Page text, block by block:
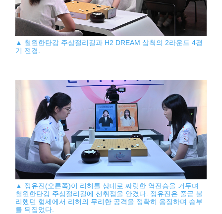
▲ 철원한탄강 주상절리길과 H2 DREAM 삼척의 2라운드 4경
기 전경.
▲ 정유진(오른쪽)이 리허를 상대로 짜릿한 역전승을 거두며
철원한탄강 주상절리길에 선취점을 안겼다. 정유진은 줄곧 불
리했던 형세에서 리허의 무리한 공격을 정확히 응징하며 승부
를 뒤집었다.